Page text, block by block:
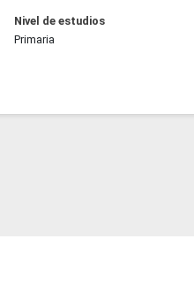
Nivel de estudios
Primaria